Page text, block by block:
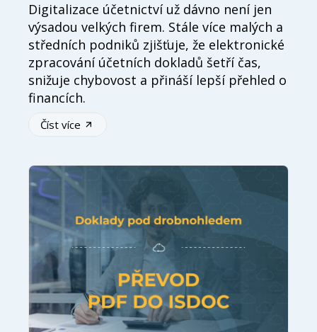
Digitalizace účetnictví už dávno není jen
výsadou velkých firem. Stále více malých a
středních podniků zjišťuje, že elektronické
zpracování účetních dokladů šetří čas,
snižuje chybovost a přináší lepší přehled o
financích.
Číst více